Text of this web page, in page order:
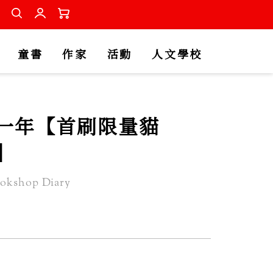
童書 作家 活動 人文學校
年【首刷限量貓
Diary